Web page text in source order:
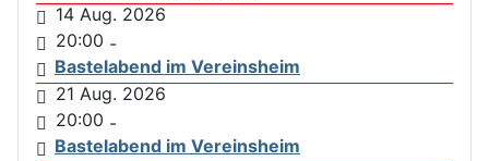
14 Aug. 2026
20:00 -
Bastelabend im Vereinsheim
21 Aug. 2026
20:00 -
Bastelabend im Vereinsheim